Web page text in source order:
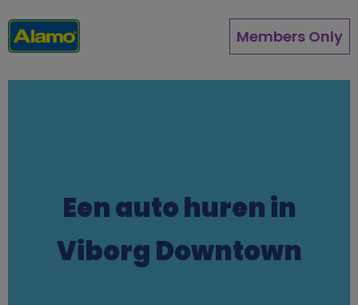
en
naar
Members Only
Een auto huren in
Viborg Downtown